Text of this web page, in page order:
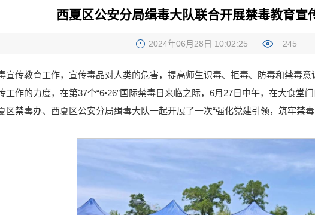
西夏区公安分局缉毒大队联合开展禁毒教育宣
2024年06月28日 10:02:25 245
宣传教育工作，宣传毒品对人类的危害，提高师生识毒、拒毒、防毒和禁毒
工作的力度，在第37个“6•26”国际禁毒日来临之际，6月27日中午，在大食堂
区禁毒办、西夏区公安分局缉毒大队一起开展了一次“强化党建引领，筑牢禁